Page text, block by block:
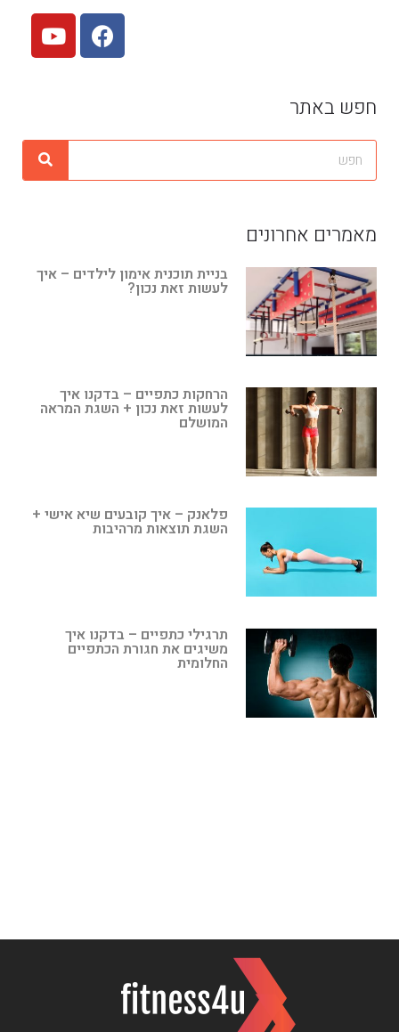
חפש באתר
מאמרים אחרונים
בניית תוכנית אימון לילדים – איך
לעשות זאת נכון?
הרחקות כתפיים – בדקנו איך
לעשות זאת נכון + השגת המראה
המושלם
פלאנק – איך קובעים שיא אישי +
השגת תוצאות מרהיבות
תרגילי כתפיים – בדקנו איך
משיגים את חגורת הכתפיים
החלומית